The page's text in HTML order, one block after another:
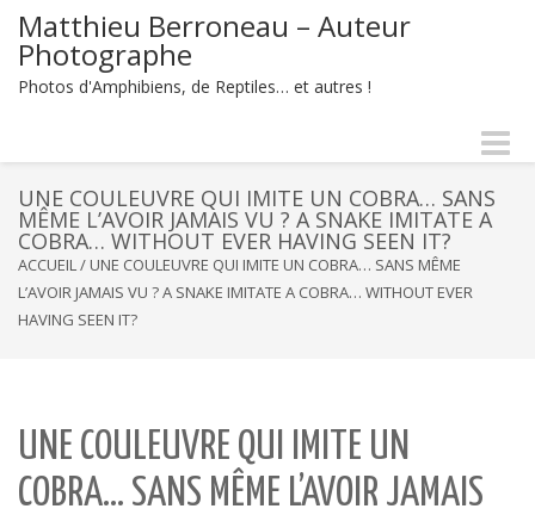
Matthieu Berroneau – Auteur
Photographe
Photos d'Amphibiens, de Reptiles… et autres !
-
UNE COULEUVRE QUI IMITE UN COBRA… SANS
MÊME L’AVOIR JAMAIS VU ? A SNAKE IMITATE A
COBRA… WITHOUT EVER HAVING SEEN IT?
ACCUEIL/ UNE COULEUVRE QUI IMITE UN COBRA… SANS MÊME
L’AVOIR JAMAIS VU ? A SNAKE IMITATE A COBRA… WITHOUT EVER
HAVING SEEN IT?
UNE COULEUVRE QUI IMITE UN
COBRA… SANS MÊME L’AVOIR JAMAIS